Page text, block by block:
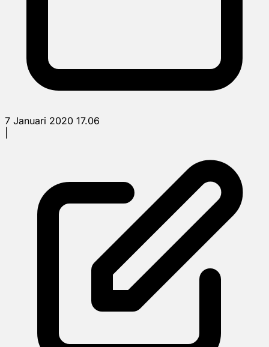
7 Januari 2020 17.06